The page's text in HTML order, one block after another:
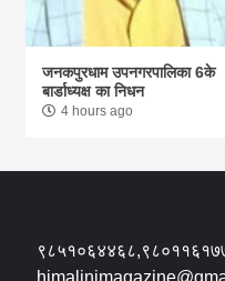
जनकपुरधाम उपनगरपालिका 6के
बार्डाध्यक्ष का निधन
4 hours ago